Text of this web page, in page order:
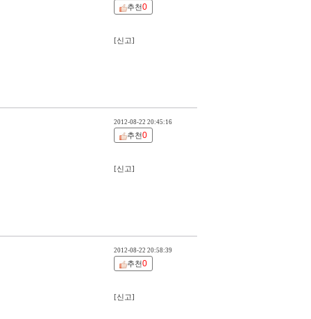
추천0
[신고]
2012-08-22 20:45:16
추천0
[신고]
2012-08-22 20:58:39
추천0
[신고]